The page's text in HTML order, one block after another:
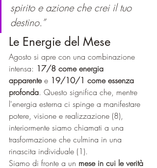
spirito e azione che crei il tuo
destino.”
Le Energie del Mese
Agosto si apre con una combinazione
intensa: 17/8 come energia
apparente e 19/10/1 come essenza
profonda. Questo significa che, mentre
l'energia esterna ci spinge a manifestare
potere, visione e realizzazione (8),
interiormente siamo chiamati a una
trasformazione che culmina in una
rinascita individuale (1).
Siamo di fronte a un mese in cui le verità